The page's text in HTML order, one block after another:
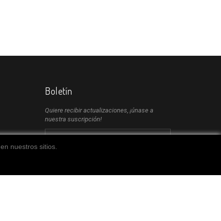
Boletín
Quiere recibir actualizaciones, ¡únase a
nuestra suscripción!
nuestros sitios.